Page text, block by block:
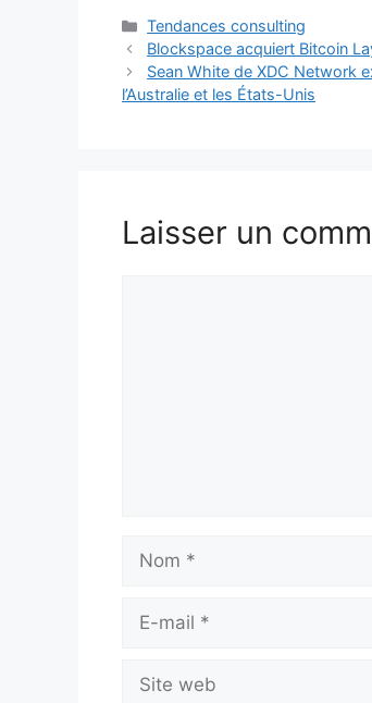
Catégories
Tendances consulting
Blockspace acquiert Bitcoin
Sean White de XDC Network
l’Australie et les États-Unis
Laisser un
Nom
Site